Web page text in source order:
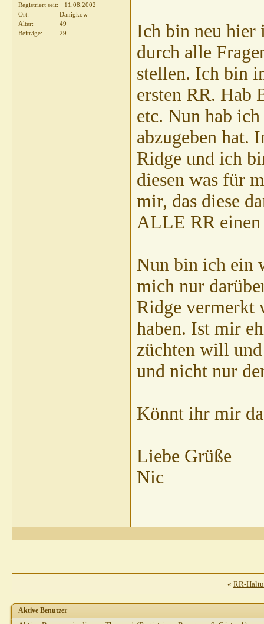
Sandy Hallo Gonzo-Speedy Ich...
selbstverständlich kann man...
Registriert seit
11.08.2002
Ort
Danigkow
Alter
49
Beiträge
29
Ich bin neu hier
durch alle
stellen. Ich bin
ersten RR. Hab
etc. Nun hab
abzugeben hat.
Ridge und ich
diesen was für
mir, das diese
ALLE RR einen
Nun bin ich ein
mich nur
Ridge vermerkt
haben. Ist mir
züchten will
und nicht nur
Könnt ihr mir
Liebe Grüße
Nic
« RR-
Aktive Benutzer